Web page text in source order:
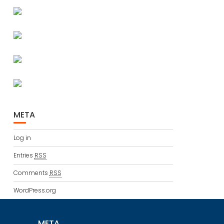
META
Log in
Entries RSS
Comments RSS
WordPress.org